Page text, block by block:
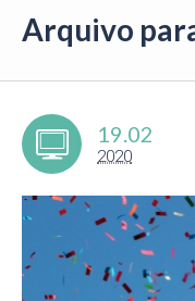
Arquivo
19.02
2020